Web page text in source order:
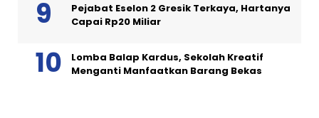
Pejabat Eselon 2 Gresik Terkaya, Hartanya
Capai Rp20 Miliar
Lomba Balap Kardus, Sekolah Kreatif
Menganti Manfaatkan Barang Bekas